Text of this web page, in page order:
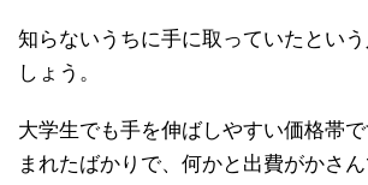
知らないうちに手に取っていたとい
しょう。
大学生でも手を伸ばしやすい価格帯
まれたばかりで、何かと出費がかさ